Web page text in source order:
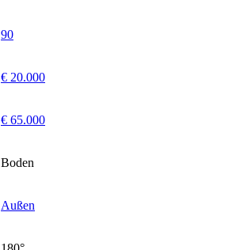
90
€ 20.000
€ 65.000
Boden
Außen